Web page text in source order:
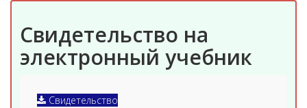
Свидетельство на
электронный учебник
Свидетельство